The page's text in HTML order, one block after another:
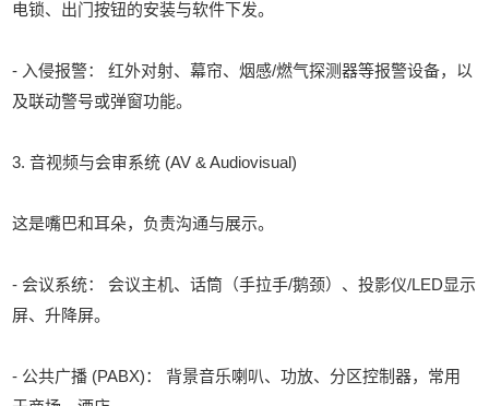
电锁、出门按钮的安装与软件下发。
- 入侵报警： 红外对射、幕帘、烟感/燃气探测器等报警设备，以
及联动警号或弹窗功能。
3. 音视频与会审系统 (AV & Audiovisual)
这是嘴巴和耳朵，负责沟通与展示。
- 会议系统： 会议主机、话筒（手拉手/鹅颈）、投影仪/LED显示
屏、升降屏。
- 公共广播 (PABX)： 背景音乐喇叭、功放、分区控制器，常用